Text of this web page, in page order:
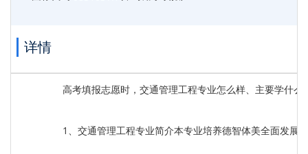
详情
高考填报志愿时，交通管理工程专业怎么样、主要学什
1、交通管理工程专业简介本专业培养德智体美全面发展